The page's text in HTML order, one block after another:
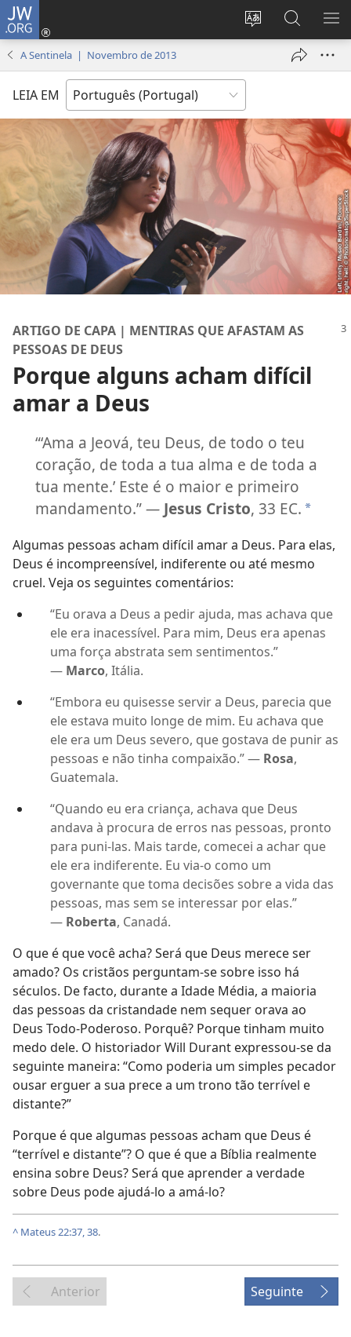
JW.ORG
Alterar
Entrar
(abre
janela)
Pesquisar
no
Site
A Sentinela | Novembro de 2013
LEIA EM
ARTIGO DE CAPA | MENTIRAS QUE AFASTAM AS
PESSOAS DE DEUS
Porque alguns acham difícil
amar a Deus
“‘Ama a Jeová, teu Deus, de todo o teu
coração, de toda a tua alma e de toda a
tua mente.’ Este é o maior e primeiro
mandamento.”— Jesus Cristo, 33 EC. *
Algumas pessoas acham difícil amar a Deus. Para elas,
Deus é incompreensível, indiferente ou até mesmo
cruel. Veja os seguintes comentários:
“Eu orava a Deus a pedir ajuda, mas achava que
ele era inacessível. Para mim, Deus era apenas
uma força abstrata sem sentimentos.”
— Marco, Itália.
“Embora eu quisesse servir a Deus, parecia que
ele estava muito longe de mim. Eu achava que
ele era um Deus severo, que gostava de punir as
pessoas e não tinha compaixão.” — Rosa,
Guatemala.
“Quando eu era criança, achava que Deus
andava à procura de erros nas pessoas, pronto
para puni-las. Mais tarde, comecei a achar que
ele era indiferente. Eu via-o como um
governante que toma decisões sobre a vida das
pessoas, mas sem se interessar por elas.”
— Roberta, Canadá.
O que é que você acha? Será que Deus merece ser
amado? Os cristãos perguntam-se sobre isso há
séculos. De facto, durante a Idade Média, a maioria
das pessoas da cristandade nem sequer orava ao
Deus Todo-Poderoso. Porquê? Porque tinham muito
medo dele. O historiador Will Durant expressou-se da
seguinte maneira: “Como poderia um simples pecador
ousar erguer a sua prece a um trono tão terrível e
distante?”
Porque é que algumas pessoas acham que Deus é
“terrível e distante”? O que é que a Bíblia realmente
ensina sobre Deus? Será que aprender a verdade
sobre Deus pode ajudá-lo a amá-lo?
^ Mateus 22:37, 38.
Anterior Seguinte